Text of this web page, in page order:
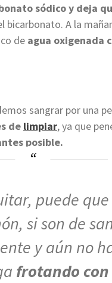
sódico y deja
bicarbonato. A la
de agua oxigenada
sangrar por una
de limpiar, ya que
posible.
puede
si son de
y aún no
frotando